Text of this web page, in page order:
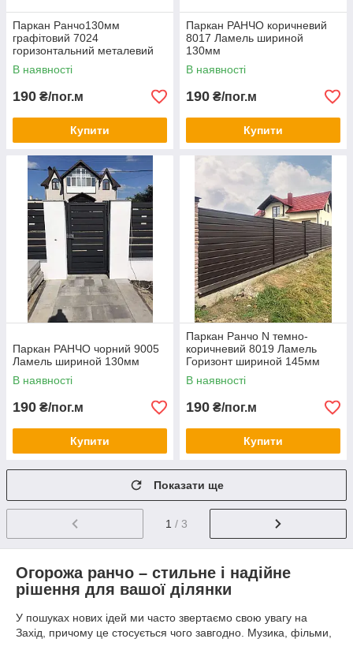
Паркан Ранчо130мм
графітовий 7024
горизонтальний металевий
односторонній заповнення
графіт
В наявності
190 ₴/пог.м
Купити
Паркан РАНЧО коричневий
8017 Ламель шириной
130мм
В наявності
190 ₴/пог.м
Купити
Паркан РАНЧО чорний 9005
Ламель шириной 130мм
В наявності
190 ₴/пог.м
Купити
Паркан Ранчо N темно-
коричневий 8019 Ламель
Горизонт шириной 145мм
повна зашивка
В наявності
190 ₴/пог.м
Купити
Показати ще
1 / 3
Огорожа ранчо – стильне і надійне
рішення для вашої ділянки
У пошуках нових ідей ми часто звертаємо свою увагу на
Захід, причому це стосується чого завгодно. Музика, фільми,